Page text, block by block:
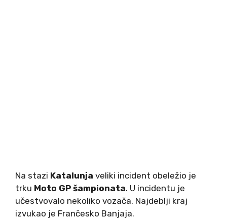
Na stazi Katalunja veliki incident obeležio je
trku Moto GP šampionata. U incidentu je
učestvovalo nekoliko vozača. Najdeblji kraj
izvukao je Frančesko Banjaja.